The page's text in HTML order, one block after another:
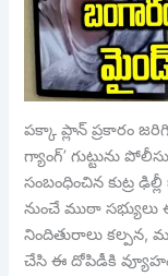
పక్కా ప్లాన్ ప్రకారం
గ్యాంగ్’ గుట్టును
సంబంధించిన కుట్ర
నుంచే ముఠా
నిందితురాలు కల్పన,
చేసి ఈ దోపిడీకి